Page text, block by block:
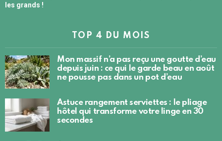
les grands !
TOP 4 DU MOIS
Mon massif n’a pas reçu une goutte d’eau
depuis juin : ce qui le garde beau en août
ne pousse pas dans un pot d’eau
Astuce rangement serviettes : le pliage
hôtel qui transforme votre linge en 30
secondes